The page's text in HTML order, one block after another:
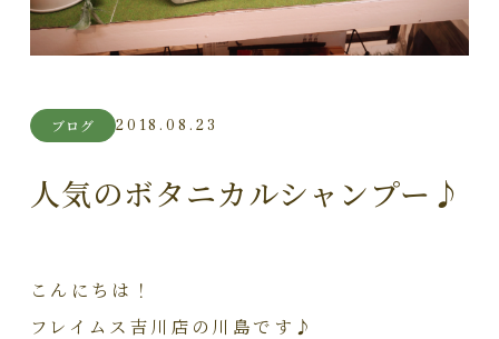
ブログ 2018.08.23
人気のボタニカルシャンプー♪
こんにちは！
フレイムス吉川店の川島です♪